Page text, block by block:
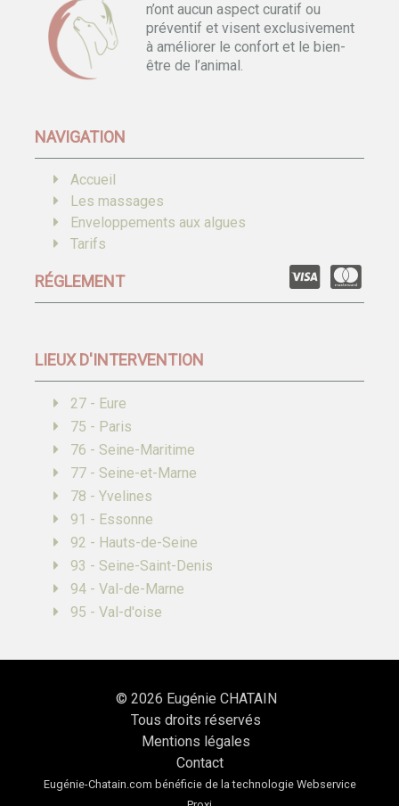
n’ont aucun aspect curatif ou
préventif et visent exclusivement
à améliorer le confort et le bien-
être de l’animal.
NAVIGATION
Accueil
Les massages
Enveloppements aux algues
Tarifs
RÉGLEMENT
LIEUX D'INTERVENTION
27 - Eure
75 - Paris
76 - Seine-Maritime
77 - Seine-et-Marne
78 - Yvelines
91 - Essonne
92 - Hauts-de-Seine
93 - Seine-Saint-Denis
94 - Val-de-Marne
95 - Val-d'oise
© 2026 Eugénie CHATAIN
Tous droits réservés
Mentions légales
Contact
Eugénie-Chatain.com bénéficie de la technologie Webservice